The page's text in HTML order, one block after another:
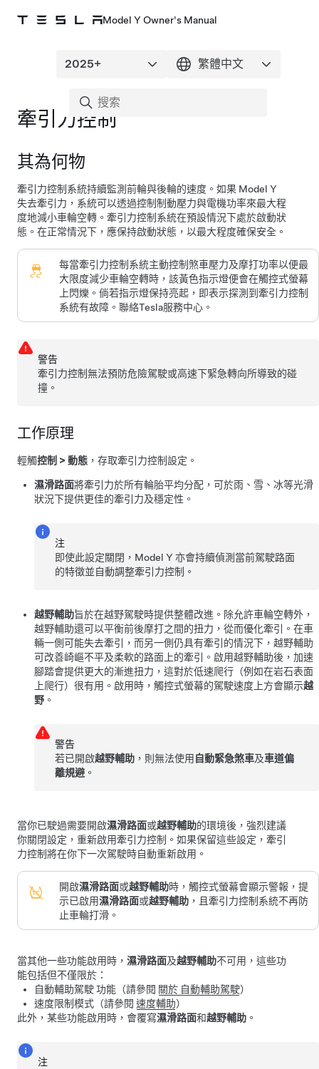
Model Y Owner's Manual
牽引力控制
其為何物
牽引力控制系統持續監測前輪與後輪的速度。如果 Model Y
失去牽引力，系統可以透過控制制動壓力與電機功率來最大程
度地減小車輪空轉。牽引力控制系統在預設情況下處於啟動狀
態。在正常情況下，應保持啟動狀態，以最大程度確保安全。
每當牽引力控制系統主動控制煞車壓力及摩打功率以便最
大限度減少車輪空轉時，該黃色指示燈便會在觸控式螢幕
上閃爍。倘若指示燈保持亮起，即表示探測到牽引力控制
系統有故障。聯絡Tesla服務中心。
警告
牽引力控制無法預防危險駕駛或高速下緊急轉向所導致的碰
撞。
工作原理
輕觸控制 > 動態 ，存取牽引力控制設定。
濕滑路面將牽引力於所有輪胎平均分配，可於雨、雪、冰等光滑
狀況下提供更佳的牽引力及穩定性。
注
即使此設定關閉， Model Y 亦會持續偵測當前駕駛路面
的特徵並自動調整牽引力控制。
越野輔助旨於在越野駕駛時提供整體改進。除允許車輪空轉外，
越野輔助還可以平衡前後摩打之間的扭力，從而優化牽引。在車
輛一側可能失去牽引，而另一側仍具有牽引的情況下，越野輔助
可改善崎嶇不平及柔軟的路面上的牽引。啟用越野輔助後，加速
腳踏會提供更大的漸進扭力，這對於低速爬行（例如在岩石表面
上爬行）很有用。啟用時，觸控式螢幕的駕駛速度上方會顯示越
野 。
警告
若已開啟越野輔助 ，則無法使用 自動緊急煞車及車道偏
離規避 。
當你已駛過需要開啟濕滑路面或越野輔助的環境後，強烈建議
你關閉設定，重新啟用牽引力控制。如果保留這些設定，牽引
力控制將在你下一次駕駛時自動重新啟用。
開啟濕滑路面或越野輔助時，觸控式螢幕會顯示警報，提
示已啟用濕滑路面或越野輔助 ，且牽引力控制系統不再防
止車輪打滑。
當其他一些功能啟用時， 濕滑路面及越野輔助不可用，這些功
能包括但不僅限於：
自動輔助駕駛功能（請參閱 關於 自動輔助駕駛）
速度限制模式（請參閱 速度輔助）
此外，某些功能啟用時，會覆寫濕滑路面和越野輔助 。
注